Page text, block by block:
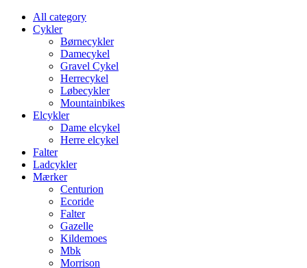
All category
Cykler
Børnecykler
Damecykel
Gravel Cykel
Herrecykel
Løbecykler
Mountainbikes
Elcykler
Dame elcykel
Herre elcykel
Falter
Ladcykler
Mærker
Centurion
Ecoride
Falter
Gazelle
Kildemoes
Mbk
Morrison